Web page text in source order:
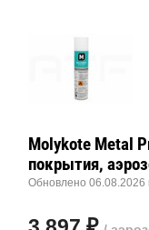
Molykote Metal
покрытия,
Обновлено 06.08.2026